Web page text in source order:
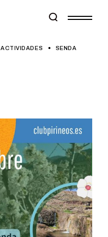
ACTIVIDADES
SENDA